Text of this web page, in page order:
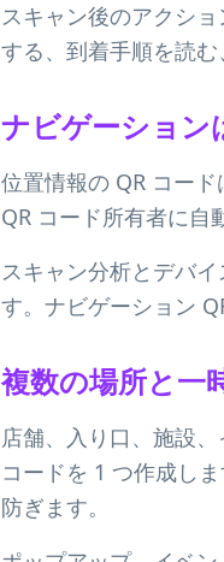
スキャン後のアクシ
する、到着手順を読む
ナビゲーション
位置情報の QR コー
QR コード所有者に自
スキャン分析とデバ
す。ナビゲーション
複数の場所と一
店舗、入り口、施設
コードを 1 つ作成し
防ぎます。